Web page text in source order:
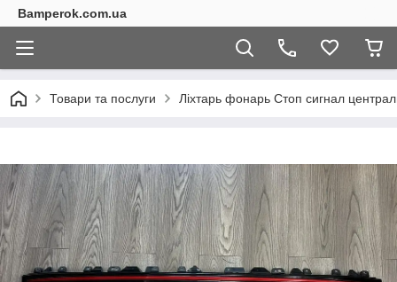
Bamperok.com.ua
Товари та послуги Ліхтарь фонарь Стоп сигнал